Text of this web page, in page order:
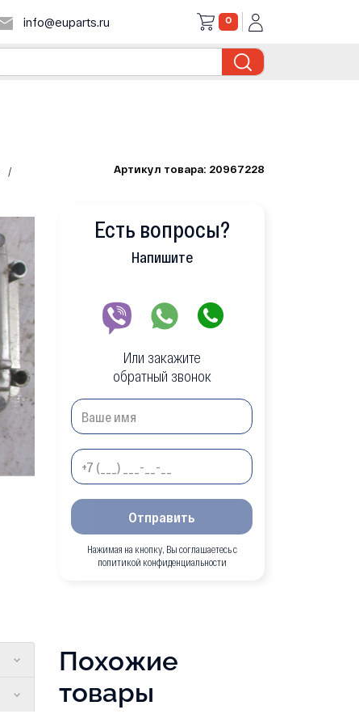
info@euparts.ru 0
Артикул товара: 20967228
Есть вопросы?
Напишите
Или закажите
обратный звонок
Отправить
Нажимая на кнопку, Вы соглашаетесь с
политикой конфиденциальности
Похожие
товары